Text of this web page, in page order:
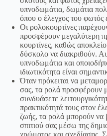
υπνοδωμάτια, δωμάτια
όπου ο έλεγχος του φωτός
Οι ρολοκουρτίνες
προσφέρουν μεγαλύτερη
κουρτίνες, καθώς
δύσκολο να διακριθούν.
υπνοδωμάτια και
ιδιωτικότητα είναι
Όταν πρόκειται να
σας, τα ρολά προσφέρουν
συνδυάσετε
πρακτικότητά τους στον
ζωής, τα ρολά μπορούν να
σπιτιού σας μέσω της